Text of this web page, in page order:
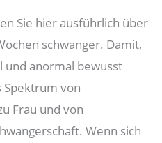
Sie hier ausführlich über
schwanger. Damit,
und anormal bewusst
Spektrum von
Frau und von
Wenn sich